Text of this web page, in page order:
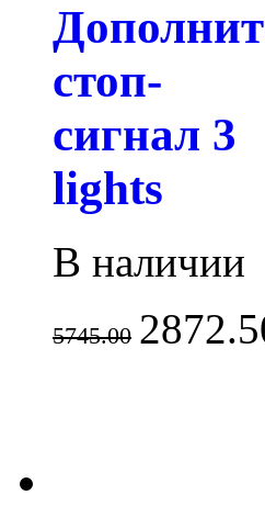
стоп-
сигнал 3
lights
В наличии
5745.00